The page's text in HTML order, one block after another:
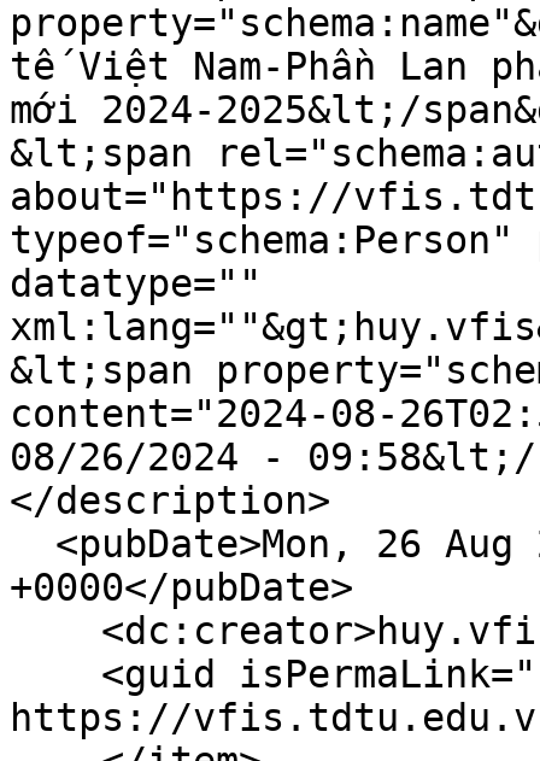
tế Việt Nam-Phần Lan
mới 2024-2025&lt;/
&lt;span
about="https://
typeof="schema:Person"
datatype=""
&lt;span
content="2024-08-
08/26/2024 - 09:58&lt;/
</description>
+0000</pubDate>
https://